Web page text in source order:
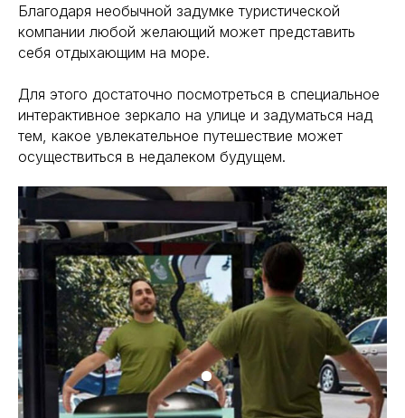
Благодаря необычной задумке туристической
компании любой желающий может представить
себя отдыхающим на море.
Для этого достаточно посмотреться в специальное
интерактивное зеркало на улице и задуматься над
тем, какое увлекательное путешествие может
осуществиться в недалеком будущем.